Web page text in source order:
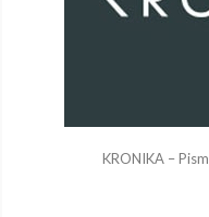
KRONIKA –